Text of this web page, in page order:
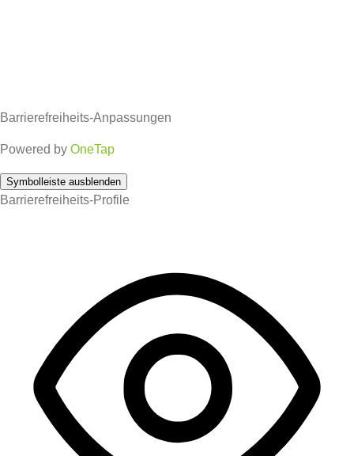
Barrierefreiheits-Anpassungen
Powered by OneTap
Symbolleiste ausblenden
Barrierefreiheits-Profile